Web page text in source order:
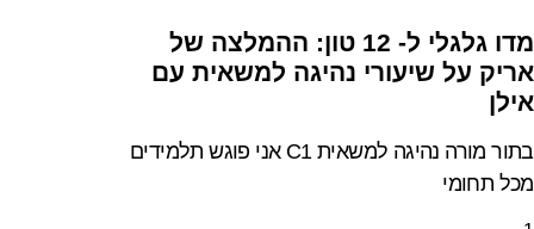
מדו גלגלי ל- 12 טון: ההמלצה של
אריק על שיעורי נהיגה למשאית עם
אילן
בתור מורה נהיגה למשאית C1 אני פוגש תלמידים
מכל תחומי